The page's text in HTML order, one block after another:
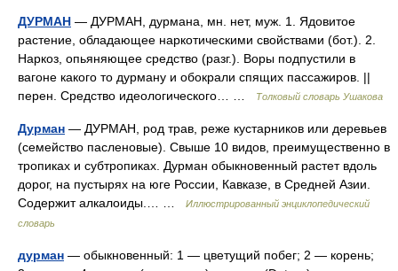
ДУРМАН — ДУРМАН, дурмана, мн. нет, муж. 1. Ядовитое
растение, обладающее наркотическими свойствами (бот.). 2.
Наркоз, опьяняющее средство (разг.). Воры подпустили в
вагоне какого то дурману и обокрали спящих пассажиров. ||
перен. Средство идеологического… …
Толковый словарь Ушакова
Дурман — ДУРМАН, род трав, реже кустарников или деревьев
(семейство пасленовые). Свыше 10 видов, преимущественно в
тропиках и субтропиках. Дурман обыкновенный растет вдоль
дорог, на пустырях на юге России, Кавказе, в Средней Азии.
Содержит алкалоиды.… …
Иллюстрированный энциклопедический
словарь
дурман — обыкновенный: 1 — цветущий побег; 2 — корень;